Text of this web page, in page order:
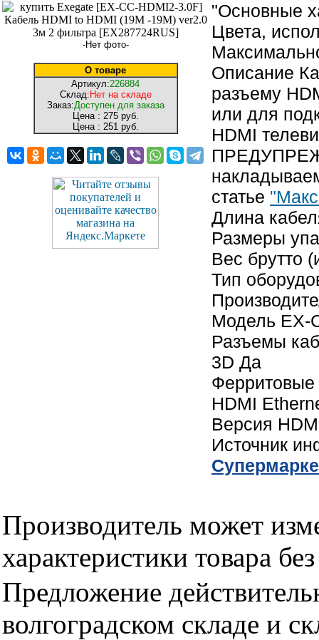
-Нет фото-
О товаре
Артикул:226884
Склад: Нет на складе
Заказ:Доступен для заказа
Цена : 275 руб.
Цена : 251 руб.
"Основные
Цвета,
Описание
разъему
или для
HDMI
статье
Длина
Размеры
Вес брутто
Тип
Модель EX-
Разъемы
3D Да
HDMI
Версия
Источник
Производитель может
характеристики товара
Предложение
волгоградском складе и